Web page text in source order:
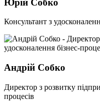
Юрій Собко
Консультант з
Андрій Собко
Директор з розвитку
процесів